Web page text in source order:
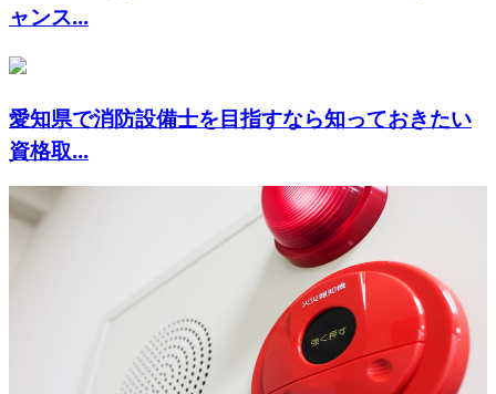
ャンス...
愛知県で消防設備士を目指すなら知っておきたい
資格取...